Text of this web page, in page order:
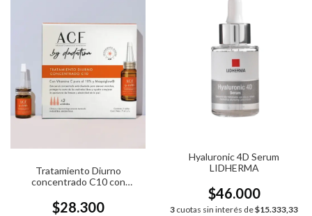
Tratamiento Diurno
concentrado C10 con
$28.300
Hyaluronic 4D Serum
LIDHERMA
$46.000
3 cuotas sin interés de$15.333,33